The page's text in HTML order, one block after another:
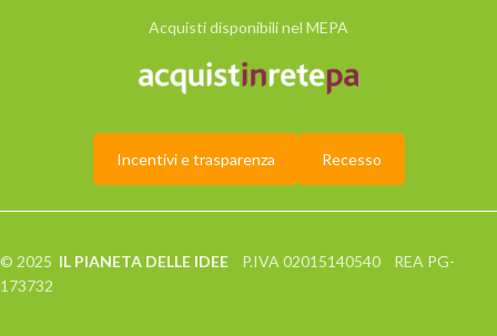
Acquisti disponibili nel MEPA
Incentivi e trasparenza Recesso
© 2025 IL PIANETA DELLE IDEE P.IVA 02015140540 REA PG-
173732